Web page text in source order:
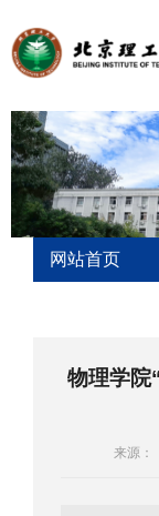
网站首页
物理学院
来源：